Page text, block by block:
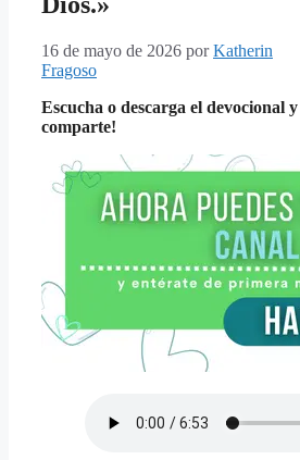
16 de mayo de 2026 porKatherin
Fragoso
Escucha o descarga el devocional y
comparte!